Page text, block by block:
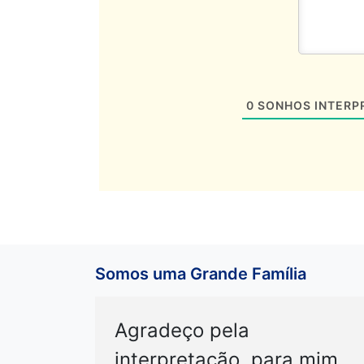
0 SONHOS
Somos uma Grande Família
Agradeço pela